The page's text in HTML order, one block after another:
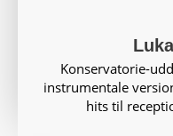
Konservatorie-
instrumentale
hits til